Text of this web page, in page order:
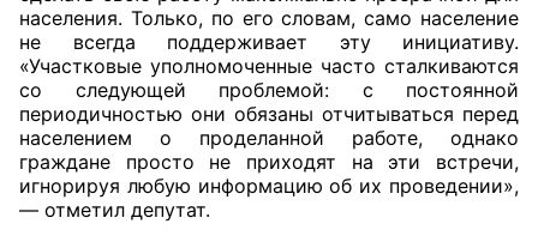
населения. Только, по его словам, само население
не всегда поддерживает эту инициативу.
«Участковые уполномоченные часто сталкиваются
со следующей проблемой: с постоянной
периодичностью они обязаны отчитываться перед
населением о проделанной работе, однако
граждане просто не приходят на эти встречи,
игнорируя любую информацию об их проведении»,
— отметил депутат.